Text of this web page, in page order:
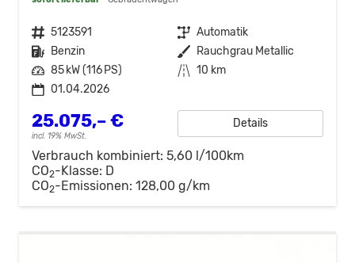
Fahrzeugnr. 5123591 Getriebe Automatik
Kraftstoff Benzin Außenfarbe Rauchgrau Metallic
Leistung 85 kW (116 PS) Kilometerstand 10 km
01.04.2026
25.075,– €
incl. 19% MwSt.
Details
Verbrauch kombiniert: 5,60 l/100km
CO2-Klasse: D
CO2-Emissionen: 128,00 g/km